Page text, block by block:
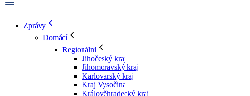
Zprávy
Domácí
Regionální
Jihočeský kraj
Jihomoravský kraj
Karlovarský kraj
Kraj Vysočina
Králověhradecký kraj